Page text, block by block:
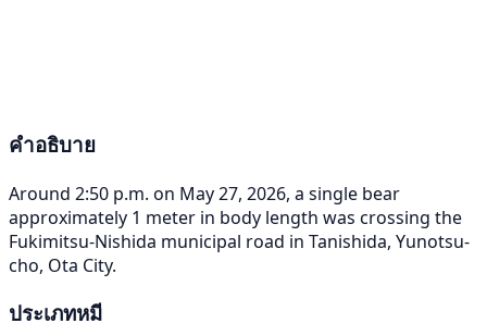
คำอธิบาย
Around 2:50 p.m. on May 27, 2026, a single bear
approximately 1 meter in body length was crossing the
Fukimitsu-Nishida municipal road in Tanishida, Yunotsu-
cho, Ota City.
ประเภทหมี